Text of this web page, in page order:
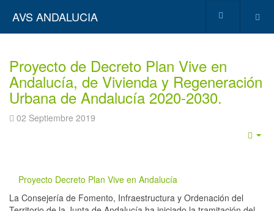
AVS ANDALUCIA
Proyecto de Decreto Plan Vive en
Andalucía, de Vivienda y Regeneración
Urbana de Andalucía 2020-2030.
02 Septiembre 2019
Proyecto Decreto Plan Vive en Andalucía
La Consejería de Fomento, Infraestructura y Ordenación del